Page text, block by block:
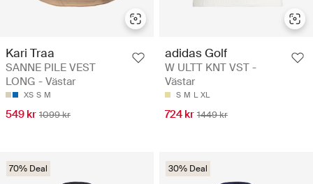
Kari Traa
SANNE PILE VEST
LONG - Västar
XS S M
549 kr 1099 kr
adidas Golf
W ULTT KNT VST -
Västar
S M L XL
724 kr 1449 kr
70% Deal 30% Deal